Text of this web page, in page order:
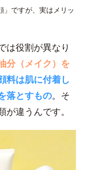
」ですが、実はメリッ
は役割が異なり
分（メイク）を
料は肌に付着し
落とすもの。そ
違うんです。